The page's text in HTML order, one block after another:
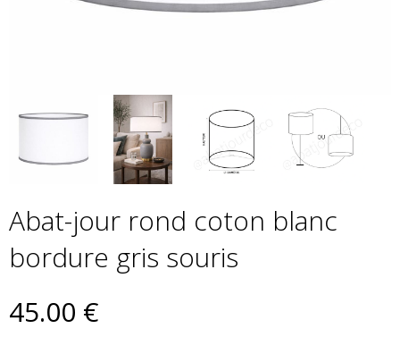
Abat-jour rond coton blanc
bordure gris souris
45.00 €